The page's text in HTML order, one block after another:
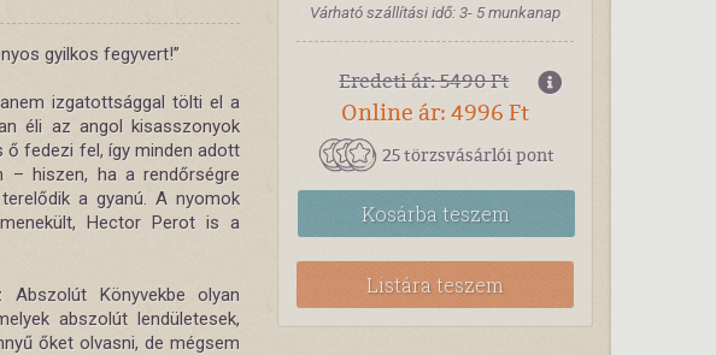
gyilkos fegyvert!”
izgatottsággal tölti el a
éli az angol kisasszonyok
ő fedezi fel, így minden adott
– hiszen, ha a rendőrségre
a gyanú. A nyomok
Hector Perot is a
Könyvekbe olyan
abszolút lendületesek,
őket olvasni, de mégsem
Várható szállítási idő: 3- 5 munkanap
Eredeti ár: 5490 Ft
Online ár: 4996 Ft
25 törzsvásárlói pont
Kosárbateszem
Listára teszem